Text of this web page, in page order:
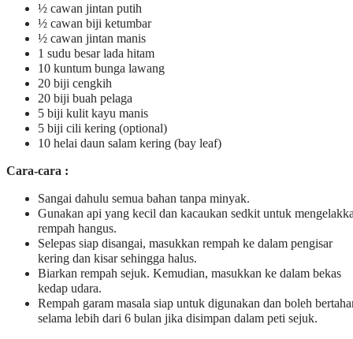
½ cawan jintan putih
½ cawan biji ketumbar
½ cawan jintan manis
1 sudu besar lada hitam
10 kuntum bunga lawang
20 biji cengkih
20 biji buah pelaga
5 biji kulit kayu manis
5 biji cili kering (optional)
10 helai daun salam kering (bay leaf)
Cara-cara :
Sangai dahulu semua bahan tanpa minyak.
Gunakan api yang kecil dan kacaukan sedkit untuk
rempah hangus.
Selepas siap disangai, masukkan rempah ke dalam pengisar
kering dan kisar sehingga halus.
Biarkan rempah sejuk. Kemudian, masukkan ke dalam bekas
kedap udara.
Rempah garam masala siap untuk digunakan dan boleh
selama lebih dari 6 bulan jika disimpan dalam peti sejuk.